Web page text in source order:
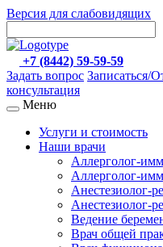
Версия для слабовидящих
+7 (8442) 59-59-59
Задать вопрос Записаться/
консультация
Меню
Услуги и стоимость
Наши врачи
Аллерголог-
Аллерголог-
Анестезиолог-
Анестезиолог-
Ведение
Врач общей